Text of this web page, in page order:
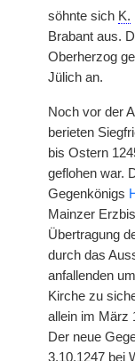
söhnte sich K.
Brabant aus.
Oberherzog
Jülich an.
Noch vor der
berieten
bis Ostern
geflohen war.
Gegenkönigs
Mainzer
Übertragung
durch das
anfallenden
Kirche zu
allein im März
Der neue
3.10.1247 bei